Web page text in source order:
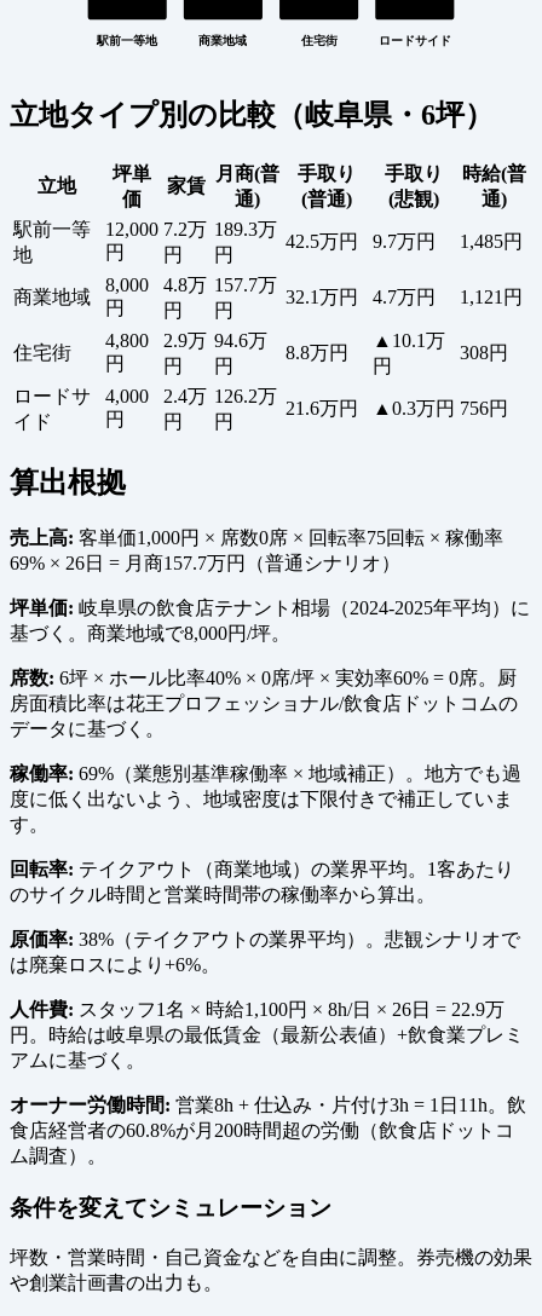
駅前一等地 商業地域 住宅街 ロードサイド
立地タイプ別の比較（岐阜県・6坪）
立地
坪単
価
家賃
月商(普
通)
手取り
(普通)
手取り
(悲観)
時給(普
通)
駅前一等
地
12,000
円
7.2万
円
189.3万
円
42.5万円 9.7万円 1,485円
商業地域
8,000
円
4.8万
円
157.7万
円
32.1万円 4.7万円 1,121円
住宅街
4,800
円
2.9万
円
94.6万
円
8.8万円
▲10.1万
円
308円
ロードサ
イド
4,000
円
2.4万
円
126.2万
円
21.6万円 ▲0.3万円 756円
算出根拠
売上高: 客単価1,000円 × 席数0席 × 回転率75回転 × 稼働率
69% × 26日 = 月商157.7万円（普通シナリオ）
坪単価: 岐阜県の飲食店テナント相場（2024-2025年平均）に
基づく。商業地域で8,000円/坪。
席数: 6坪 × ホール比率40% × 0席/坪 × 実効率60% = 0席。厨
房面積比率は花王プロフェッショナル/飲食店ドットコムの
データに基づく。
稼働率: 69%（業態別基準稼働率 × 地域補正）。地方でも過
度に低く出ないよう、地域密度は下限付きで補正していま
す。
回転率: テイクアウト（商業地域）の業界平均。1客あたり
のサイクル時間と営業時間帯の稼働率から算出。
原価率: 38%（テイクアウトの業界平均）。悲観シナリオで
は廃棄ロスにより+6%。
人件費: スタッフ1名 × 時給1,100円 × 8h/日 × 26日 = 22.9万
円。時給は岐阜県の最低賃金（最新公表値）+飲食業プレミ
アムに基づく。
オーナー労働時間: 営業8h + 仕込み・片付け3h = 1日11h。飲
食店経営者の60.8%が月200時間超の労働（飲食店ドットコ
ム調査）。
条件を変えてシミュレーション
坪数・営業時間・自己資金などを自由に調整。券売機の効果
や創業計画書の出力も。